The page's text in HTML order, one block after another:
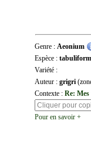
Genre : Aeonium
Espèce :
Variété :
Auteur : grigri
Contexte : Re: Mes
Pour en savoir +